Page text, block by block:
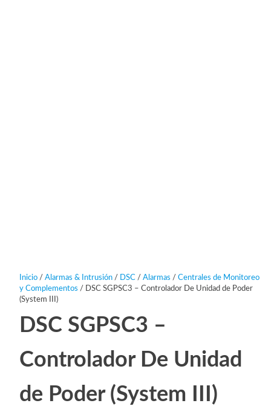
Inicio/ Alarmas & Intrusión/ DSC/ Alarmas / Centrales de Monitoreo
y Complementos / DSC SGPSC3 – Controlador De Unidad de Poder
(System III)
DSC SGPSC3 –
Controlador De Unidad
de Poder (System III)